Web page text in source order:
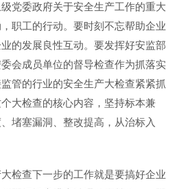
党委政府关于安全生产工作的重大
职工的行动。要时刻不忘帮助企业
的发展良性互动。要发挥好安监部
会成员单位的督导检查作为抓落实
管的行业的安全生产大检查紧紧抓
大检查的核心内容，坚持标本兼
堵塞漏洞、整改提高，从治标入
检查下一步的工作就是要搞好企业